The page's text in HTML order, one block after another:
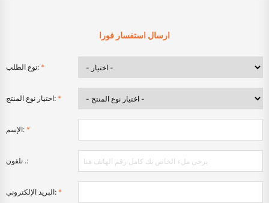
ارسال استفسار فورا
نوع الطلب: *
اختيار نوع المنتج: *
الإسم: *
تلفون .:
البريد الإلكتروني: *